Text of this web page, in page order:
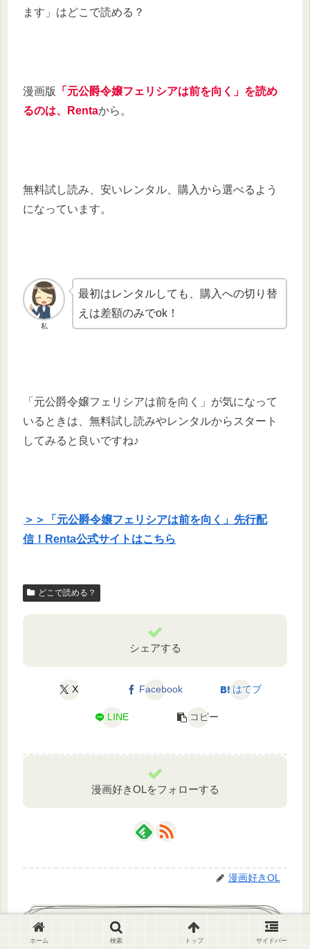
ます」はどこで読める？
漫画版
「元公爵令嬢フェリシアは前を向く」を読め
るのは、Rentaから。
無料試し読み、安いレンタル、購入から選べるよう
になっています。
私
最初はレンタルしても、購入への切り替
えは差額のみでok！
「元公爵令嬢フェリシアは前を向く」が気になって
いるときは、無料試し読みやレンタルからスタート
してみると良いですね♪
＞＞「元公爵令嬢フェリシアは前を向く」先行配
信！Renta公式サイトはこちら
どこで読める？
シェアする
X Facebook はてブ
LINE コピー
漫画好きOLをフォローする
漫画好きOL
関連記事
ホーム 検索 トップ サイドバー